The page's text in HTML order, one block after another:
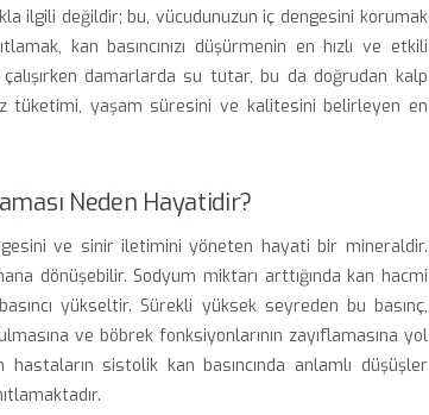
ilgili değildir; bu, vücudunuzun iç dengesini korumak
kan basıncınızı düşürmenin en hızlı ve etkili
damarlarda su tutar, bu da doğrudan kalp
tüketimi, yaşam süresini ve kalitesini belirleyen en
Neden Hayatidir?
ve sinir iletimini yöneten hayati bir mineraldir.
dönüşebilir. Sodyum miktarı arttığında kan hacmi
yükseltir. Sürekli yüksek seyreden bu basınç,
ve böbrek fonksiyonlarının zayıflamasına yol
hastaların sistolik kan basıncında anlamlı düşüşler